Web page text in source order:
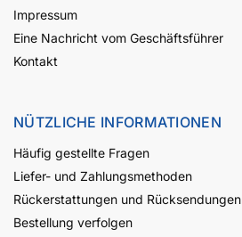
Impressum
Eine Nachricht vom Geschäftsführer
Kontakt
NÜTZLICHE INFORMATIONEN
Häufig gestellte Fragen
Liefer- und Zahlungsmethoden
Rückerstattungen und Rücksendungen
Bestellung verfolgen